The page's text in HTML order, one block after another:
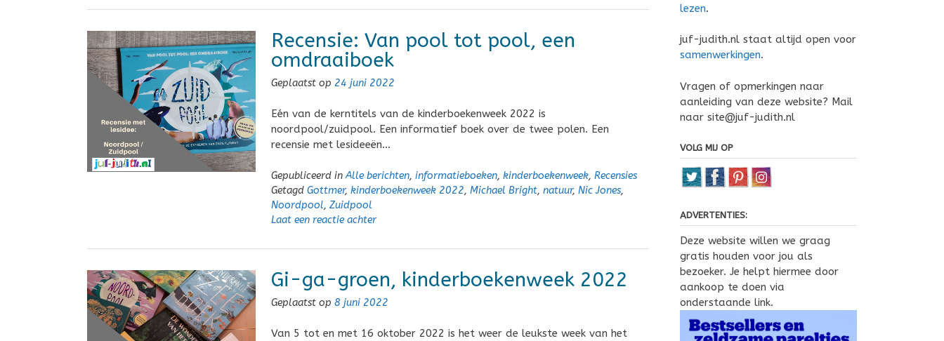
Recensie: Van pool tot pool, een
omdraaiboek
Geplaatst op 24 juni 2022
Eén van de kerntitels van de kinderboekenweek 2022 is
noordpool/zuidpool. Een informatief boek over de twee polen. Een
recensie met lesideeën…
Gepubliceerd inAlle berichten, informatieboeken, kinderboekenweek, Recensies
Getagd Gottmer, kinderboekenweek 2022, Michael Bright, natuur, Nic Jones,
Noordpool, Zuidpool
Laat een reactie achter
Gi-ga-groen, kinderboekenweek 2022
Geplaatst op 8 juni 2022
Van 5 tot en met 16 oktober 2022 is het weer de leukste week van het
lezen.
juf-judith.nl staat altijd open voor
samenwerkingen.
Vragen of opmerkingen naar
aanleiding van deze website? Mail
naar site@juf-judith.nl
VOLG MIJ OP
ADVERTENTIES:
Deze website willen we graag
gratis houden voor jou als
bezoeker. Je helpt hiermee door
aankoop te doen via
onderstaande link.